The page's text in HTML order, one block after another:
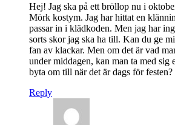
Hej! Jag ska på ett bröllop nu i
Mörk kostym. Jag har hittat en
passar in i klädkoden. Men jag har
sorts skor jag ska ha till. Kan du ge
fan av klackar. Men om det är vad
under middagen, kan man ta med sig
byta om till när det är dags för festen?
Reply